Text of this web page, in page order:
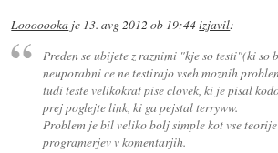
Looooooka je 13. avg 2012 ob 19:44izjavil:
Preden se ubijete z raznimi "kje so testi"(ki so
neuporabni ce ne testirajo vseh moznih
tudi teste velikokrat pise clovek, ki je pisal
prej poglejte link, ki ga pejstal terryww.
Problem je bil veliko bolj simple kot vse
programerjev v komentarjih.